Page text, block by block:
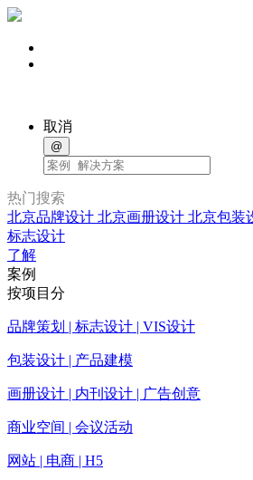
取消
@
热门搜索
北京品牌设计 北京画册设计 北京包装
标志设计
了解
案例
按项目分
品牌策划 | 标志设计 | VIS设计
包装设计 | 产品建模
画册设计 | 内刊设计 | 广告创意
商业空间 | 会议活动
网站 | 电商 | H5